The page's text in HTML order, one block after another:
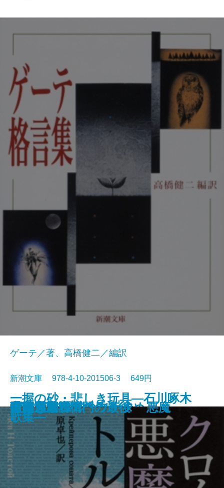
愛と死
絵のない絵本
田舎教師
変身
硝子戸の中
田園交響楽
倫敦塔・幻影の盾
光あるうち光の中を歩め
真理先生
ゲーテ格言集
ゲーテ／著、高橋健二／編訳
新潮文庫 978-4-10-201506-3 649円
クロイツェル・ソナタ 悪魔
一握の砂・悲しき玩具―石川啄木
歌集―
行人
人間ぎらい
蒲団・重右衛門の最後
こころ
白鯨〔下〕
白鯨〔上〕
彼岸過迄
ぼく東綺譚